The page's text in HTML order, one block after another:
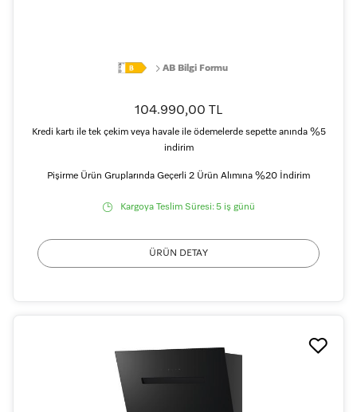
AB Bilgi Formu
104.990,00 TL
Kredi kartı ile tek çekim veya havale ile ödemelerde sepette anında %5
indirim
Pişirme Ürün Gruplarında Geçerli 2 Ürün Alımına %20 İndirim
Kargoya Teslim Süresi: 5 iş günü
ÜRÜN DETAY